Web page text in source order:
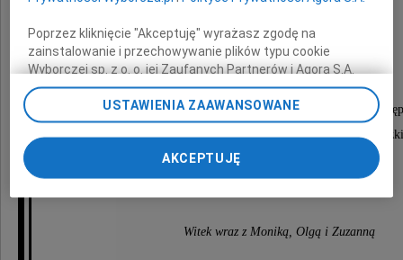
(z domu Figurskiej)
Inteligentki, Warszawianki, panienki z Saskiej
wdowy po prof. Janie Załęskim, podróżniczki i
Mojej Mamy
Witek wraz z Moniką, Olgą i Zuzanną
Poprzez kliknięcie "Akceptuję" wyrażasz zgodę na
zainstalowanie i przechowywanie plików typu cookie
Wyborczej sp. z o. o. jej Zaufanych Partnerów i Agora S.A.
na Twoim urządzeniu końcowym. Możesz też w każdej
chwili zmienić swoje preferencje dot. plików cookie,
ponownie wywołując narzędzie do zarządzania Twoimi
preferencjami dot. przetwarzania danych poprzez
odnośnik „Ustawienia prywatności” w stopce serwisu i
przechodząc do sekcji „Ustawienia zaawansowane”.
Zmiana ustawień plików cookie możliwa jest także za
USTAWIENIA ZAAWANSOWANE
AKCEPTUJĘ